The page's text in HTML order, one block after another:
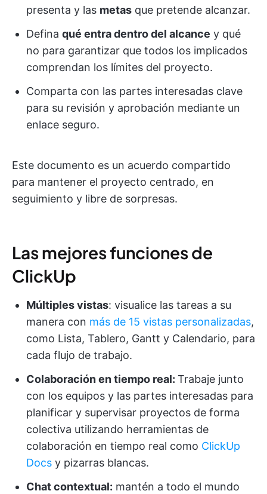
presenta y las metas que pretende alcanzar.
Defina qué entra dentro del alcance y qué
no para garantizar que todos los implicados
comprendan los límites del proyecto.
Comparta con las partes interesadas clave
para su revisión y aprobación mediante un
enlace seguro.
Este documento es un acuerdo compartido
para mantener el proyecto centrado, en
seguimiento y libre de sorpresas.
Las mejores funciones de
ClickUp
Múltiples vistas: visualice las tareas a su
manera con más de 15 vistas personalizadas,
como Lista, Tablero, Gantt y Calendario, para
cada flujo de trabajo.
Colaboración en tiempo real: Trabaje junto
con los equipos y las partes interesadas para
planificar y supervisar proyectos de forma
colectiva utilizando herramientas de
colaboración en tiempo real como ClickUp
Docs y pizarras blancas.
Chat contextual: mantén a todo el mundo